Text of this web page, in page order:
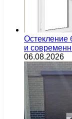
Остекление
и
06.08.2026